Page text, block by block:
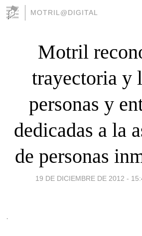
MOTRIL@DIGITAL
Motril
trayectoria y
personas y
dedicadas a la
de personas
19 DE DICIEMBRE DE 2012 -